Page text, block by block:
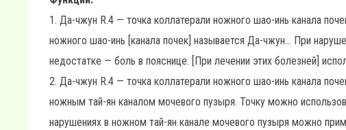
1. Да-чжун R.4 — точка коллатерали ножного шао-инь канала
ножного шао-инь [канала почек] называется Да-чжун... При
недостатке — боль в пояснице. [При лечении этих болезней]
2. Да-чжун R.4 — точка коллатерали ножного шао-инь канала
ножным тай-ян каналом мочевого пузыря. Точку можно
нарушениях в ножном тай-ян канале мочевого пузыря можно